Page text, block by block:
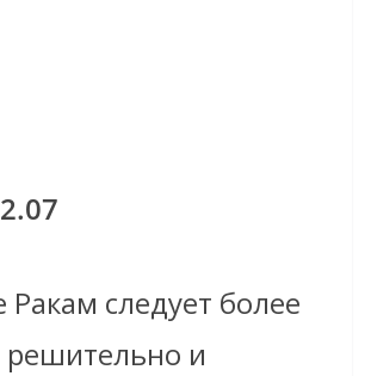
Ракам следует более
решительно и